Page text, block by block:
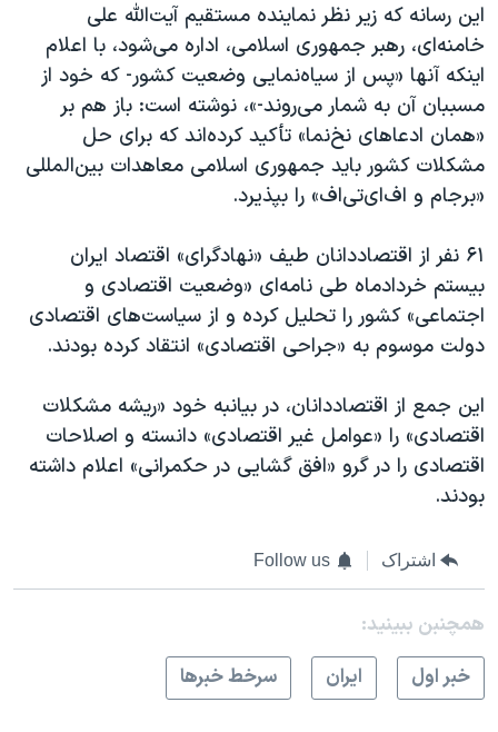
این رسانه که زیر نظر نماینده مستقیم آیت‌الله علی
خامنه‌ای، رهبر جمهوری اسلامی، اداره می‌شود، با اعلام
اینکه آنها «پس از سیاه‌نمایی وضعیت کشور- که خود از
مسببان آن به شمار می‌روند-»،‌ نوشته است: باز هم بر
«همان ادعا‌های نخ‌نما» تأکید کرده‌اند که برای حل
مشکلات کشور باید جمهوری اسلامی معاهدات بین‌المللی
«برجام و اف‌ای‌تی‌اف» را بپذیرد.
۶۱ نفر از اقتصاددانان طیف «نهادگرای» اقتصاد ایران
بیستم خردادماه طی نامه‌ای «وضعیت اقتصادی و
اجتماعی» کشور را تحلیل کرده و از سیاست‌های اقتصادی
دولت موسوم به «جراحی اقتصادی» انتقاد کرده بودند.
این جمع از اقتصاددانان، در بیانبه خود «ریشه مشکلات
اقتصادی» را «عوامل غیر اقتصادی» دانسته و اصلاحات
اقتصادی را در گرو «افق گشایی در حکمرانی» اعلام داشته
بودند.
اشتراک Follow us
همچنبن ببینید:
خبر اول
ايران سرخط خبرها